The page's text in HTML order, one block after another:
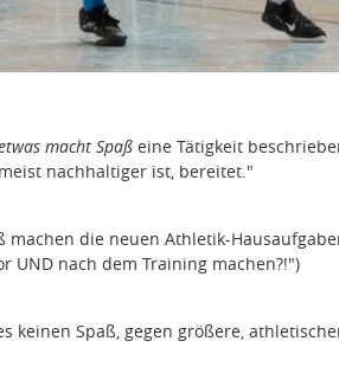
macht Spaß eine Tätigkeit
nachhaltiger ist, bereitet."
machen die neuen Athletik-
UND nach dem Training machen?!")
keinen Spaß, gegen größere,